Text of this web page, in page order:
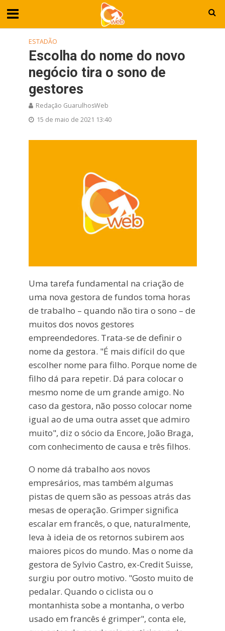
ESTADÃO
Escolha do nome do novo
negócio tira o sono de
gestores
Redação GuarulhosWeb
15 de maio de 2021 13:40
Uma tarefa fundamental na criação de
uma nova gestora de fundos toma horas
de trabalho – quando não tira o sono – de
muitos dos novos gestores
empreendedores. Trata-se de definir o
nome da gestora. "É mais difícil do que
escolher nome para filho. Porque nome de
filho dá para repetir. Dá para colocar o
mesmo nome de um grande amigo. No
caso da gestora, não posso colocar nome
igual ao de uma outra asset que admiro
muito", diz o sócio da Encore, João Braga,
com conhecimento de causa e três filhos.
O nome dá trabalho aos novos
empresários, mas também algumas
pistas de quem são as pessoas atrás das
mesas de operação. Grimper significa
escalar em francês, o que, naturalmente,
leva à ideia de os retornos subirem aos
maiores picos do mundo. Mas o nome da
gestora de Sylvio Castro, ex-Credit Suisse,
surgiu por outro motivo. "Gosto muito de
pedalar. Quando o ciclista ou o
montanhista sobe a montanha, o verbo
usado em francês é grimper", conta ele,